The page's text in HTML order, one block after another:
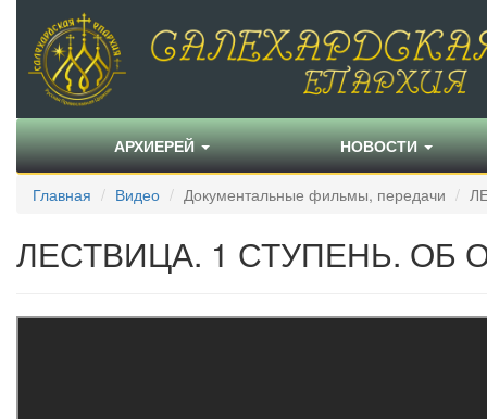
АРХИЕРЕЙ НОВОСТИ
Главная Видео Документальные фильмы, передачи
ЛЕСТВИЦА. 1 СТУПЕНЬ.